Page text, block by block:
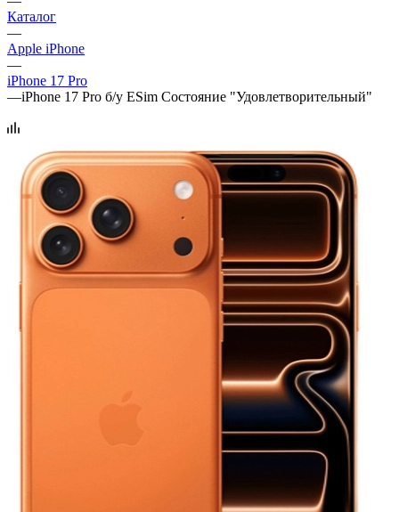
Каталог
—
Apple iPhone
—
iPhone 17 Pro
—iPhone 17 Pro б/у ESim Состояние "Удовлетворительный"